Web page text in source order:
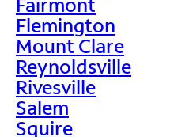
Flemington
Mount Clare
Reynoldsville
Rivesville
Salem
Squire